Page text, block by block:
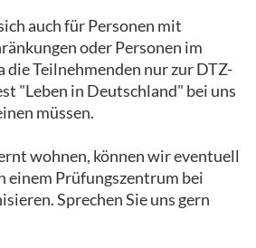
auch für Personen mit
oder Personen im
die Teilnehmenden nur zur DTZ-
"Leben in Deutschland" bei uns
müssen.
wohnen, können wir eventuell
einem Prüfungszentrum bei
Sprechen Sie uns gern